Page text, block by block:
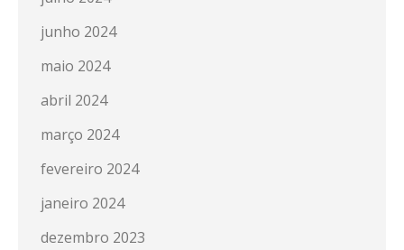
junho 2024
maio 2024
abril 2024
março 2024
fevereiro 2024
janeiro 2024
dezembro 2023